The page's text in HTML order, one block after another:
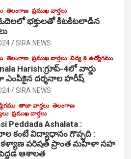
తెలంగాణ ప్రముఖ వార్తలు
ఓదెల‌లో భక్తులతో కిటకిటలాడిన
SIRA NEWS
తెలంగాణ ప్రముఖ వార్తలు విద్య & ఉద్యోగము
Harish:గ్రూప్-4లో వార్డు
ఎంపికైన దర్శనాల హరీష్
SIRA NEWS
తాజా వార్తలు తెలంగాణ
ప్రముఖ వార్తలు
Peddada Ashalata :
కంటే విద్యాధానం గొప్పది :
పరిషత్ ప్రాంత మహిళా సహ
ఆశాలత